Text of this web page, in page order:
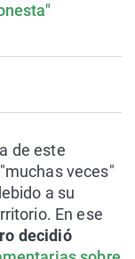
de este
veces"
a su
En ese
decidió